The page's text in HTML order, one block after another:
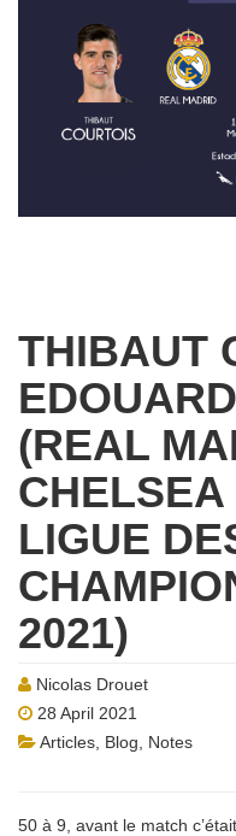
THIBAUT
(REAL
LIGUE
2021)
Nicolas Drouet
28 April 2021
Articles Blog
Notes
50 à 9, avant le match